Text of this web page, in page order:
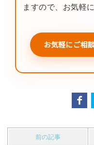
ますので、お気軽
お気軽にご相
前の記事